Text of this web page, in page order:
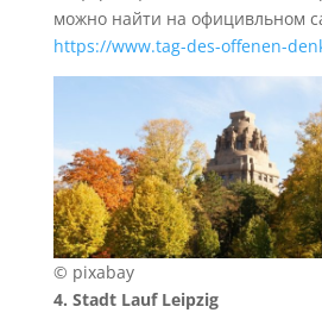
можно найти на официвльном
https://www.tag-des-offenen-
© pixabay
4. Stadt Lauf Leipzig